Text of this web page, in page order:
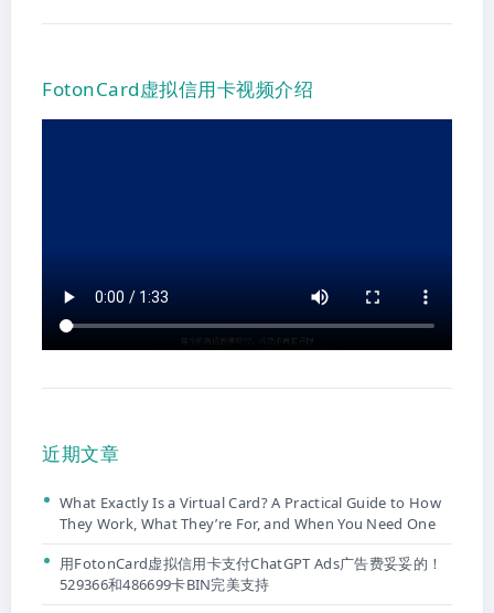
FotonCard虚拟信用卡视频介绍
近期文章
What Exactly Is a Virtual Card? A Practical Guide to How
They Work, What They’re For, and When You Need One
用FotonCard虚拟信用卡支付ChatGPT Ads广告费妥妥的！
529366和486699卡BIN完美支持